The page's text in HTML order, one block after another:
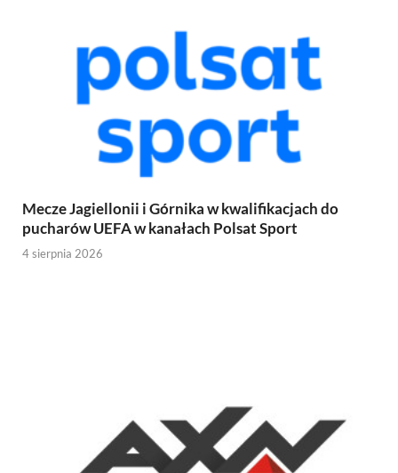
Mecze Jagiellonii i Górnika w kwalifikacjach do
pucharów UEFA w kanałach Polsat Sport
4 sierpnia 2026